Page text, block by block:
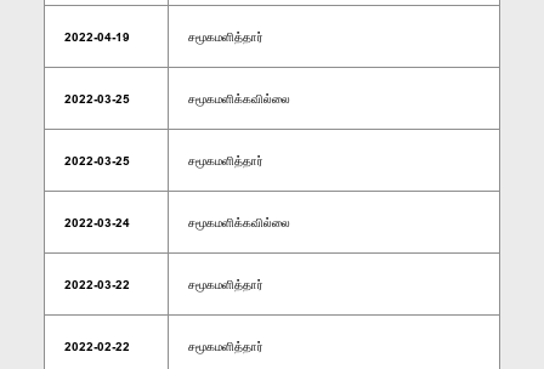
2022-04-19 சமூகமளித்தார்
2022-03-25 சமூகமளிக்கவில்லை
2022-03-25 சமூகமளித்தார்
2022-03-24 சமூகமளிக்கவில்லை
2022-03-22 சமூகமளித்தார்
2022-02-22 சமூகமளித்தார்